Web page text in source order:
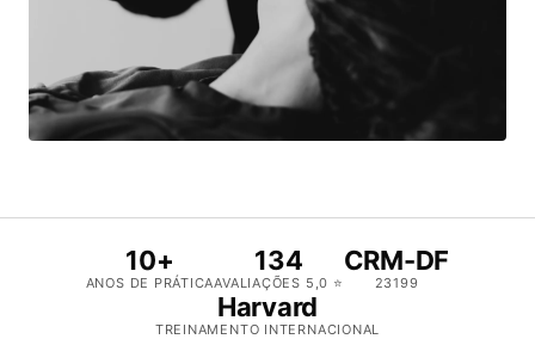
10+
ANOS DE PRÁTICA
134
AVALIAÇÕES 5,0 ⭐
CRM-DF
23199
Harvard
TREINAMENTO INTERNACIONAL